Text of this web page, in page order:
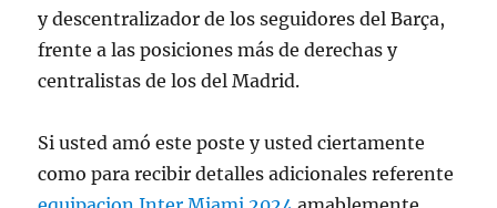
y descentralizador de los seguidores del Barça,
frente a las posiciones más de derechas y
centralistas de los del Madrid.
Si usted amó este poste y usted ciertamente
como para recibir detalles adicionales referente